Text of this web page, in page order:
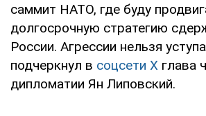
саммит НАТО, где буду
долгосрочную стратегию
России. Агрессии нельзя
подчеркнул в соцсети X глава
дипломатии Ян Липовский.